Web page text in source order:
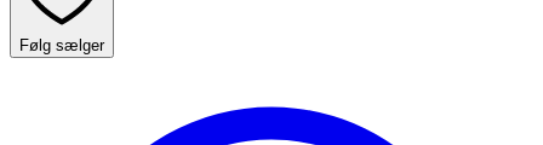
Følg sælger